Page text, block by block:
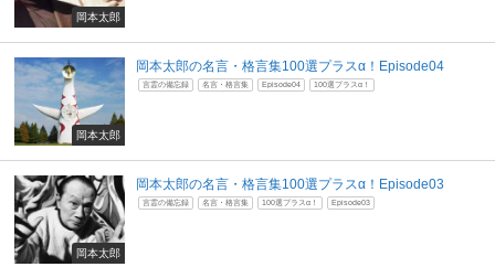
岡本太郎
岡本太郎
岡本太郎の名言・格言集100選プラスα！Episode04
言霊の備忘録 名言・格言集 Episode04 100選プラスα！
岡本太郎
岡本太郎の名言・格言集100選プラスα！Episode03
言霊の備忘録 名言・格言集 100選プラスα！ Episode03